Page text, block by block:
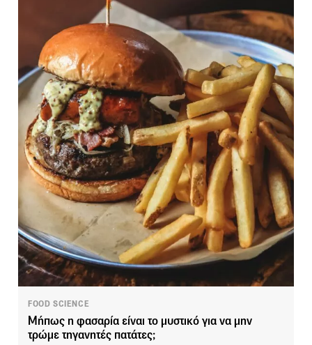
FOOD SCIENCE
Μήπως η φασαρία είναι το μυστικό για να μην
τρώμε τηγανητές πατάτες;